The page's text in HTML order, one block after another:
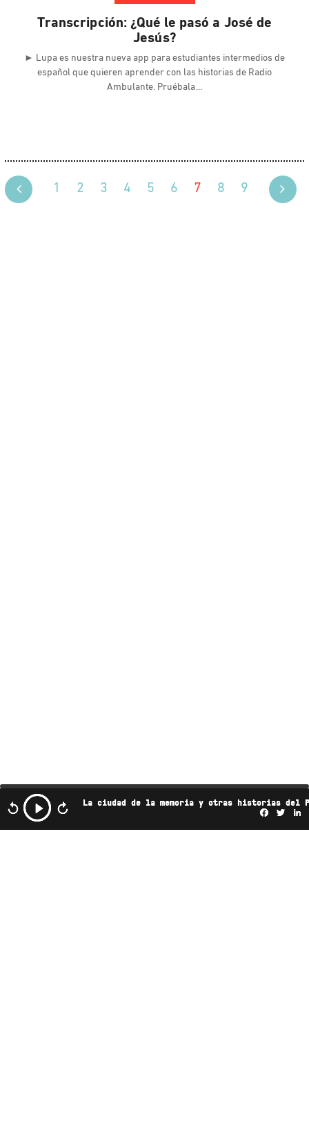
La ciudad de la memoria y otras historias del
Transcripción: ¿Qué le pasó a José de
Jesús?
► Lupa es nuestra nueva app para estudiantes intermedios de
español que quieren aprender con las historias de Radio
Ambulante. Pruébala
1 2 3 4 5 6 7 8 9